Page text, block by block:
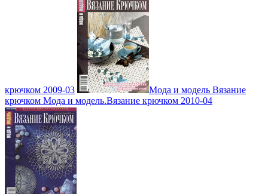
крючком 2009-03
Мода и модель Вязание
крючком Мода и модель.Вязание крючком 2010-04